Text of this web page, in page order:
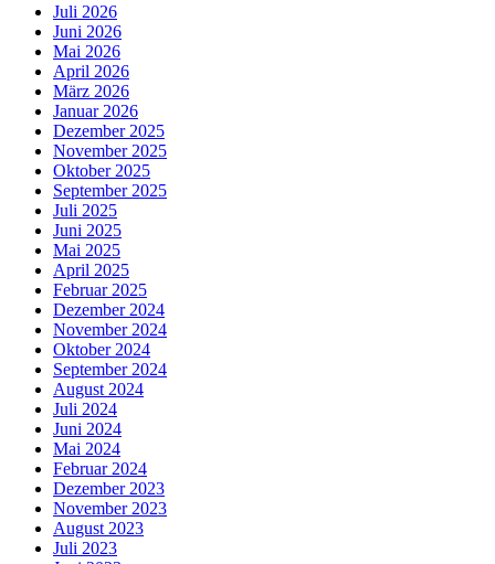
Juli 2026
Juni 2026
Mai 2026
April 2026
März 2026
Januar 2026
Dezember 2025
November 2025
Oktober 2025
September 2025
Juli 2025
Juni 2025
Mai 2025
April 2025
Februar 2025
Dezember 2024
November 2024
Oktober 2024
September 2024
August 2024
Juli 2024
Juni 2024
Mai 2024
Februar 2024
Dezember 2023
November 2023
August 2023
Juli 2023